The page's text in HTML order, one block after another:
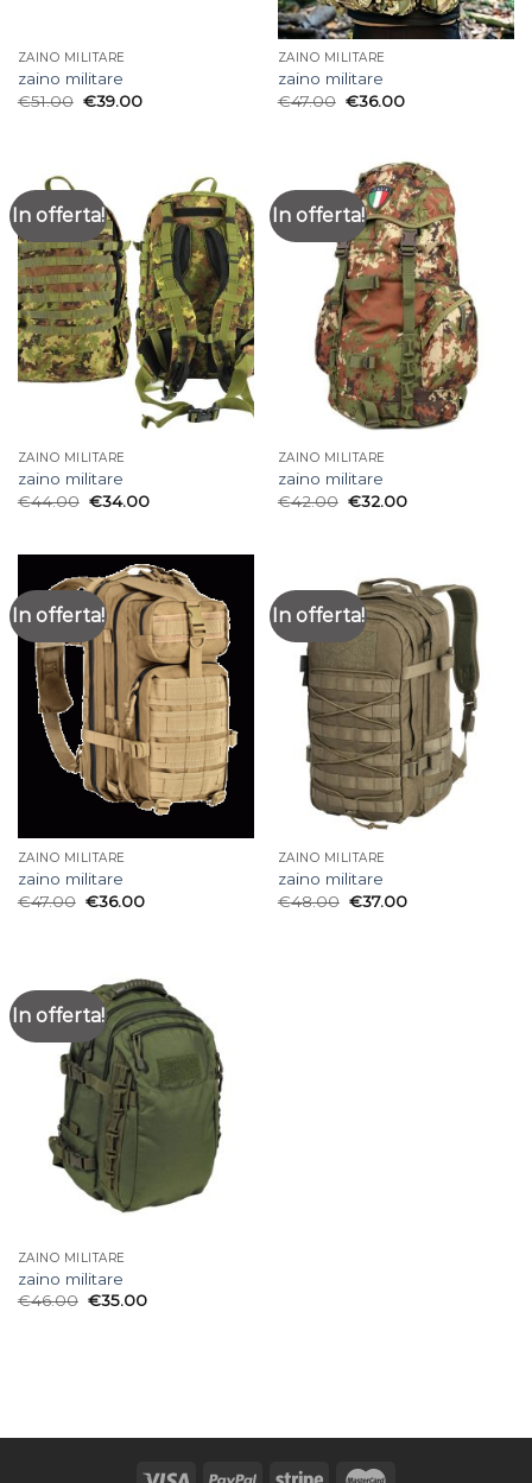
ZAINO MILITARE
zaino militare
€51.00 €39.00
ZAINO MILITARE
zaino militare
€47.00 €36.00
In offerta!
ZAINO MILITARE
zaino militare
€44.00 €34.00
In offerta!
ZAINO MILITARE
zaino militare
€42.00 €32.00
In offerta!
ZAINO MILITARE
zaino militare
€47.00 €36.00
In offerta!
ZAINO MILITARE
zaino militare
€48.00 €37.00
In offerta!
ZAINO MILITARE
zaino militare
€46.00 €35.00